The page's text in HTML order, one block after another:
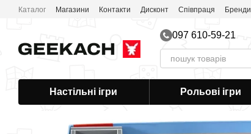
Перейти до основного контенту
Каталог Магазини Контакти Дисконт Співпраця Бренди
097 610-59-21
Настільні ігри Рольові ігри